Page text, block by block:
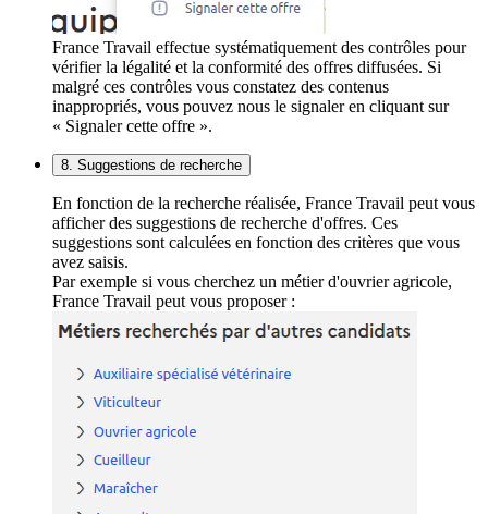
France Travail effectue systématiquement des contrôles pour
vérifier la légalité et la conformité des offres diffusées. Si
malgré ces contrôles vous constatez des contenus
inappropriés, vous pouvez nous le signaler en cliquant sur
« Signaler cette offre ».
8. Suggestions de recherche
En fonction de la recherche réalisée, France Travail peut vous
afficher des suggestions de recherche d'offres. Ces
suggestions sont calculées en fonction des critères que vous
avez saisis.
Par exemple si vous cherchez un métier d'ouvrier agricole,
France Travail peut vous proposer :